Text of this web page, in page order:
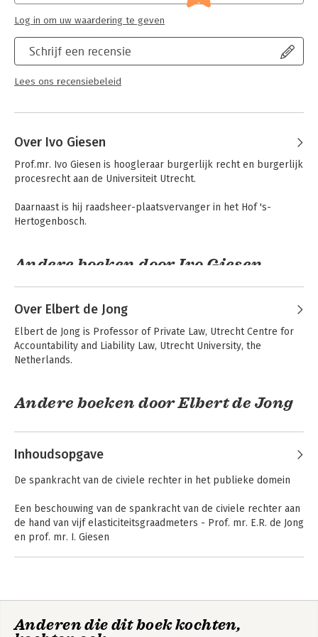
Schrijf een recensie
Lees ons recensiebeleid
Log in om uw waardering te geven
Over Ivo Giesen
Prof.mr. Ivo Giesen is hoogleraar burgerlijk recht en burgerlijk
procesrecht aan de Universiteit Utrecht.
Daarnaast is hij raadsheer-plaatsvervanger in het Hof 's-
Hertogenbosch.
Andere boeken door Ivo Giesen
- Beginselen van
procesrecht
Over Elbert de Jong
Elbert de Jong is Professor of Private Law, Utrecht Centre for
Accountability and Liability Law, Utrecht University, the
Netherlands.
Andere boeken door Elbert de Jong
Change
Inhoudsopgave
De spankracht van de civiele rechter in het publieke domein
Een beschouwing van de spankracht van de civiele rechter aan
de hand van vijf elasticiteitsgraadmeters - Prof. mr. E.R. de Jong
en prof. mr. I. Giesen
gedachten
Anderen die dit boek kochten,